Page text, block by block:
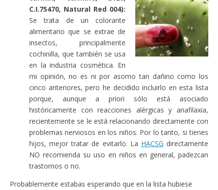
C.I.75470, Natural Red 004):
Se trata de un colorante
alimentario que se extrae de
insectos, principalmente
cochinilla, que también se usa
en la industria cosmética. En
mi opinión, no es ni por asomo tan dañino como los
cinco anteriores, pero he decidido incluirlo en esta lista
porque, aunque a priori sólo está asociado
históricamente con reacciones alérgicas y anafilaxia,
recientemente se le está relacionando directamente con
problemas nerviosos en los niños. Por lo tanto, si tienes
hijos, mejor tratar de evitarlo. La HACSG directamente
NO recomienda su uso en niños en general, padezcan
trastornos o no.
Probablemente estabas esperando que en la lista hubiese